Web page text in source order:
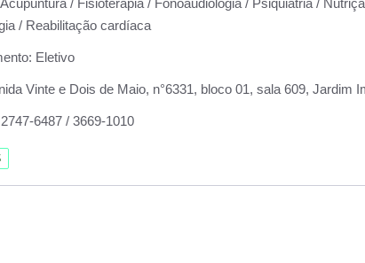
Acupuntura / Fisioterapia / Fonoaudiologia / Psiquiatria /
/ Reabilitação cardíaca
Eletivo
Vinte e Dois de Maio, n°6331, bloco 01, sala 609, Jardim
6487 / 3669-1010